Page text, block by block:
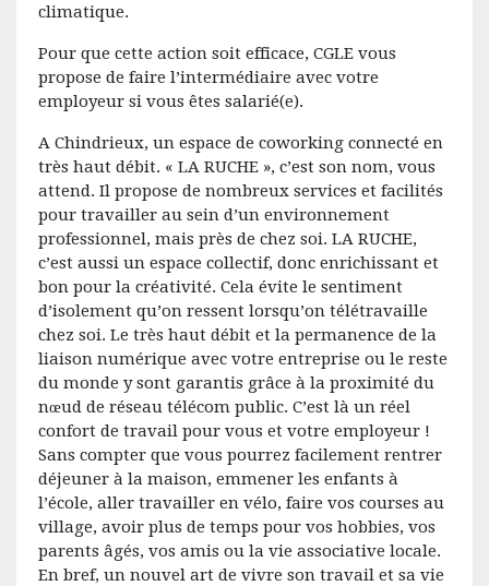
climatique.
Pour que cette action soit efficace, CGLE vous
propose de faire l’intermédiaire avec votre
employeur si vous êtes salarié(e).
A Chindrieux, un espace de coworking connecté en
très haut débit. « LA RUCHE », c’est son nom, vous
attend. Il propose de nombreux services et facilités
pour travailler au sein d’un environnement
professionnel, mais près de chez soi. LA RUCHE,
c’est aussi un espace collectif, donc enrichissant et
bon pour la créativité. Cela évite le sentiment
d’isolement qu’on ressent lorsqu’on télétravaille
chez soi. Le très haut débit et la permanence de la
liaison numérique avec votre entreprise ou le reste
du monde y sont garantis grâce à la proximité du
nœud de réseau télécom public. C’est là un réel
confort de travail pour vous et votre employeur !
Sans compter que vous pourrez facilement rentrer
déjeuner à la maison, emmener les enfants à
l’école, aller travailler en vélo, faire vos courses au
village, avoir plus de temps pour vos hobbies, vos
parents âgés, vos amis ou la vie associative locale.
En bref, un nouvel art de vivre son travail et sa vie